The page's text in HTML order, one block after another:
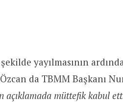
yayılmasının
da TBMM Başkanı
açıklamada müttefik kabul